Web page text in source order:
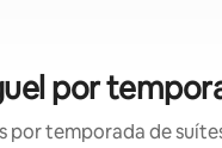
por
por temporada de